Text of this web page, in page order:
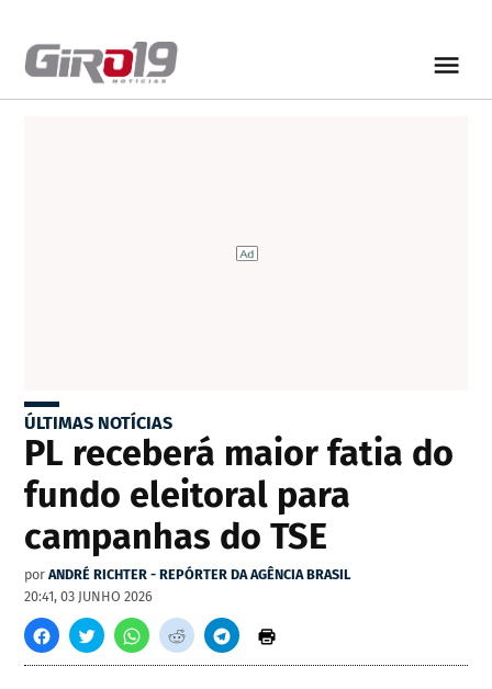
ÚLTIMAS NOTÍCIAS
PL receberá maior fatia do
fundo eleitoral para
campanhas do TSE
por ANDRÉ RICHTER - REPÓRTER DA AGÊNCIA BRASIL
20:41, 03 JUNHO 2026